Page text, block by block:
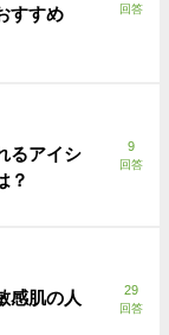
すすめ
回答
るアイシ
？
9
回答
感肌の人
29
回答